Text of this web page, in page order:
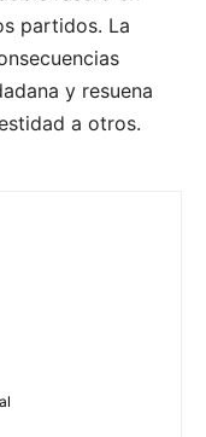
partidos. La
y resuena
a otros.